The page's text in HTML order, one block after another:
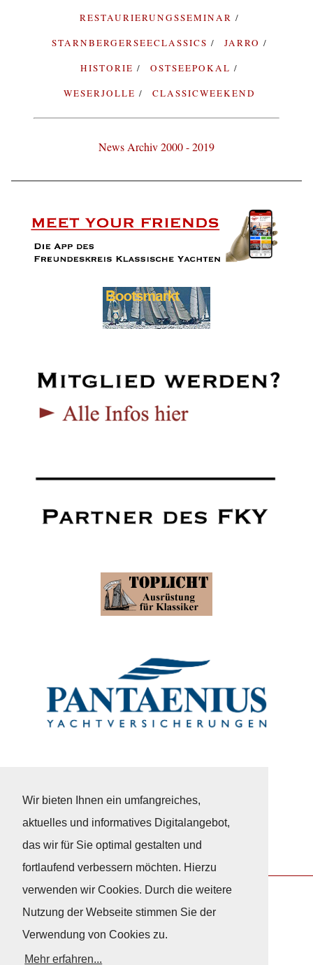
Wir bieten Ihnen ein umfangreiches,
aktuelles und informatives Digitalangebot,
das wir für Sie optimal gestalten und
fortlaufend verbessern möchten. Hierzu
verwenden wir Cookies. Durch die weitere
Nutzung der Webseite stimmen Sie der
Verwendung von Cookies zu.
Mehr erfahren...
RESTAURIERUNGSSEMINAR
STARNBERGERSEECLASSICS
JARRO
HISTORIE
OSTSEEPOKAL
WESERJOLLE
CLASSICWEEKEND
News Archiv 2000 - 2019